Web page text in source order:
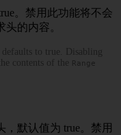
。禁用此功能将不会
头的内容。
defaults to true. Disabling
contents of the Range
，默认值为 true。禁用